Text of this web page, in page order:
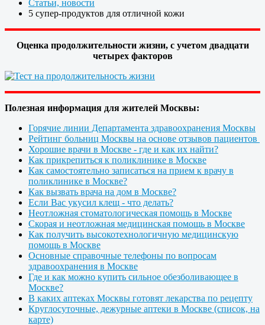
Статьи, новости
5 супер-продуктов для отличной кожи
Оценка продолжительности жизни, с учетом двадцати
четырех факторов
Полезная информация для жителей Москвы:
Горячие линии Департамента здравоохранения Москвы
Рейтинг больниц Москвы на основе отзывов пациентов
Хорошие врачи в Москве - где и как их найти?
Как прикрепиться к поликлинике в Москве
Как самостоятельно записаться на прием к врачу в
поликлинике в Москве?
Как вызвать врача на дом в Москве?
Если Вас укусил клещ - что делать?
Неотложная стоматологическая помощь в Москве
Скорая и неотложная медицинская помощь в Москве
Как получить высокотехнологичную медицинскую
помощь в Москве
Основные справочные телефоны по вопросам
здравоохранения в Москве
Где и как можно купить сильное обезболивающее в
Москве?
В каких аптеках Москвы готовят лекарства по рецепту
Круглосуточные, дежурные аптеки в Москве (список, на
карте)